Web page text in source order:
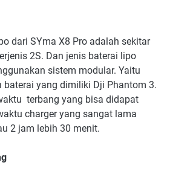
dari SYma X8 Pro adalah sekitar
2S. Dan jenis baterai lipo
sistem modular. Yaitu
baterai yang dimiliki Dji Phantom 3.
terbang yang bisa didapat
charger yang sangat lama
2 jam lebih 30 menit.